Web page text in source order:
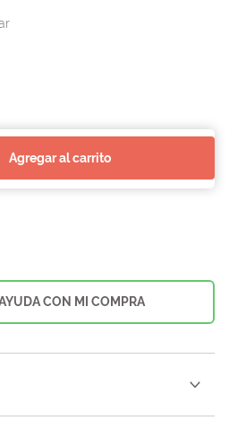
agregar al carrito
CON MI COMPRA